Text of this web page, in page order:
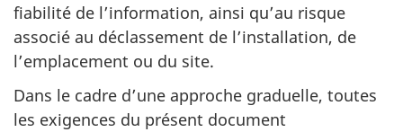
fiabilité de l’information, ainsi qu’au risque
associé au déclassement de l’installation, de
l’emplacement ou du site.
Dans le cadre d’une approche graduelle, toutes
les exigences du présent document